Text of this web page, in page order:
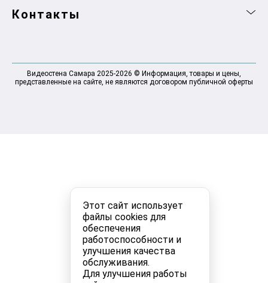
Этот сайт использует
файлы cookies для
обеспечения
работоспособности и
улучшения качества
обслуживания.
Для улучшения работы
Контакты
Видеостена Самара 2025-2026 © Информация, товары и цены,
представленные на сайте, не являются договором публичной оферты